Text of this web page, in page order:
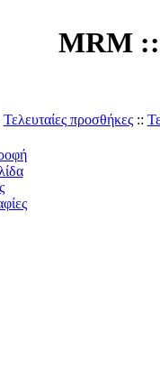
MRM
Τελευταίες προσθήκες::